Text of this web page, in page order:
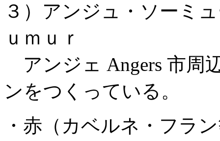
３）アンジュ・ソー
ｕｍｕｒ
アンジェ Angers 市周
ンをつくっている。
・赤（カベルネ・フラ